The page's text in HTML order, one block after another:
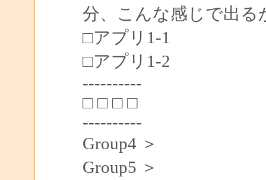
分、こんな感じで出る
□アプリ1-1
□アプリ1-2
----------
□ □ □ □
----------
Group4 ＞
Group5 ＞